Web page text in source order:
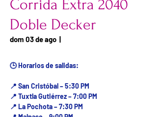
Corrida Extra 2040
Doble Decker
dom 03 de ago
  |
🕒 Horarios de salidas:
📍 San Cristóbal – 5:30 PM
📍 Tuxtla Gutiérrez – 7:00 PM
📍 La Pochota – 7:30 PM